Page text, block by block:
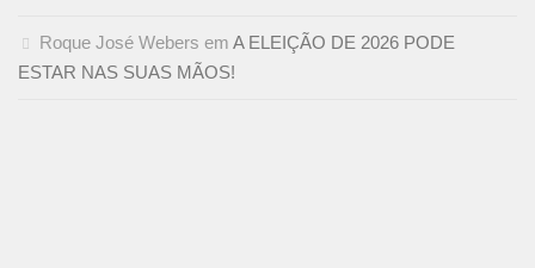
Roque José Webers em A ELEIÇÃO DE 2026 PODE
ESTAR NAS SUAS MÃOS!